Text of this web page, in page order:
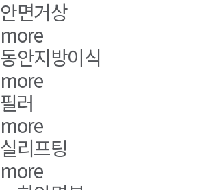
안면거상
more
동안지방이식
more
필러
more
실리프팅
more